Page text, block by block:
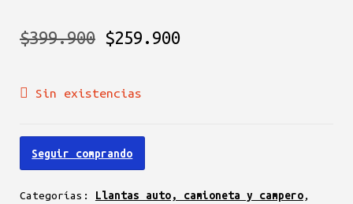
$399.900 El
original
era:
$399.900.
$259.900El
Sin existencias
Seguir comprando
Categorías: Llantas auto, camioneta y campero,